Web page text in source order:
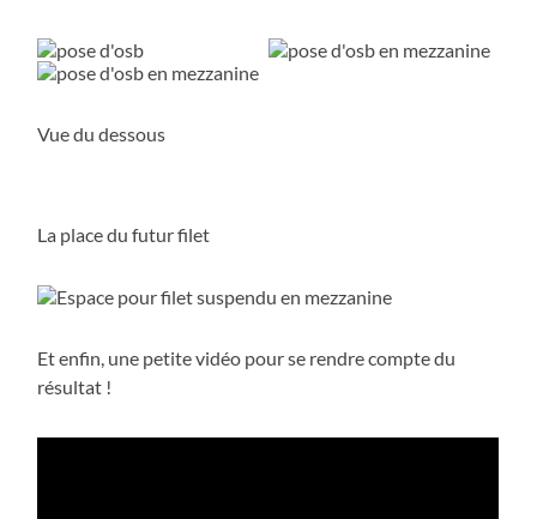
Vue du dessous
La place du futur filet
Et enfin, une petite vidéo pour se rendre compte du
résultat !